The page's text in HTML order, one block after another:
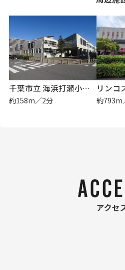
千葉市立 海浜打瀬小学校
約158m／2分
リンコ
約793m
アクセ